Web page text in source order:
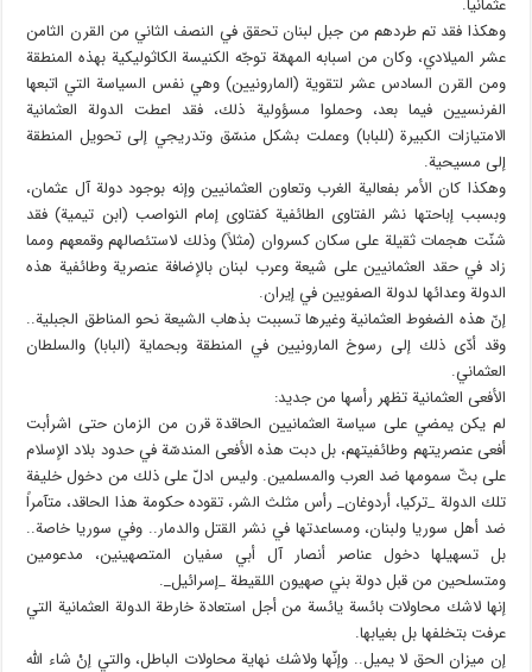
وهكذا فقد تم طردهم من جبل لبنان تحقق في النصف الثاني من القرن الثامن
عشر الميلادي، وكان من اسبابه المهمّة توجّه الكنيسة الكاثوليكية بهذه المنطقة
ومن القرن السادس عشر لتقوية (المارونيين) وهي نفس السياسة التي اتبعها
الفرنسيين فيما بعد، وحملوا مسؤولية ذلك، فقد اعطت الدولة العثمانية
الامتيازات الكبيرة (للبابا) وعملت بشكل منسّق وتدريجي إلى تحويل المنطقة
إلى مسيحية.
وهكذا كان الأمر بفعالية الغرب وتعاون العثمانيين وإنه بوجود دولة آل عثمان،
وبسبب إباحتها نشر الفتاوى الطائفية كفتاوى إمام النواصب (ابن تيمية) فقد
شنّت هجمات ثقيلة على سكان كسروان (مثلاً) وذلك لاستئصالهم وقمعهم ومما
زاد في حقد العثمانيين على شيعة وعرب لبنان بالإضافة عنصرية وطائفية هذه
الدولة وعدائها لدولة الصفويين في إيران.
إنّ هذه الضغوط العثمانية وغيرها تسببت بذهاب الشيعة نحو المناطق الجبلية..
وقد أدّى ذلك إلى رسوخ المارونيين في المنطقة وبحماية (البابا) والسلطان
العثماني.
الأفعى العثمانية تظهر رأسها من جديد:
لم يكن يمضي على سياسة العثمانيين الحاقدة قرن من الزمان حتى اشرأبت
أفعى عنصريتهم وطائفيتهم، بل دبت هذه الأفعى المندسّة في حدود بلاد الإسلام
على بثّ سمومها ضد العرب والمسلمين. وليس ادلّ على ذلك من دخول خليفة
تلك الدولة _تركيا، أردوغان_ رأس مثلث الشر، تقوده حكومة هذا الحاقد، متآمراً
ضد أهل سوريا ولبنان، ومساعدتها في نشر القتل والدمار.. وفي سوريا خاصة..
بل تسهيلها دخول عناصر أنصار آل أبي سفيان المتصهينين، مدعومين
ومتسلحين من قبل دولة بني صهيون اللقيطة _إسرائيل_.
إنها لاشك محاولات بائسة يائسة من أجل استعادة خارطة الدولة العثمانية التي
عرفت بتخلفها بل بغيابها.
إن ميزان الحق لا يميل.. وإنّها ولاشك نهاية محاولات الباطل، والتي إنْ شاء الله